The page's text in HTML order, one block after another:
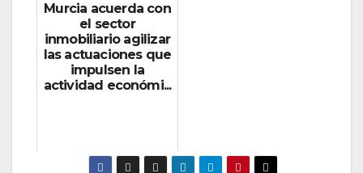
Murcia acuerda con
el sector
inmobiliario agilizar
las actuaciones que
impulsen la
actividad económi...